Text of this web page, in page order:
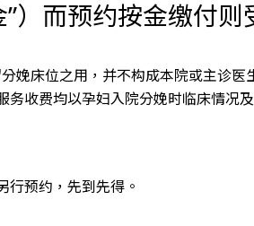
）而预约按金缴付则
娩床位之用，并不构成本院或主诊医
收费均以孕妇入院分娩时临床情况
行预约，先到先得。